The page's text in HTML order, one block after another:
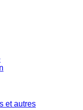
et autres